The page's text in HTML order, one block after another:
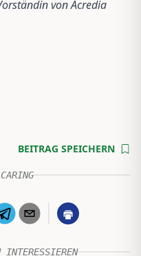
von Acredia
BEITRAG SPEICHERN
INTERESSIEREN